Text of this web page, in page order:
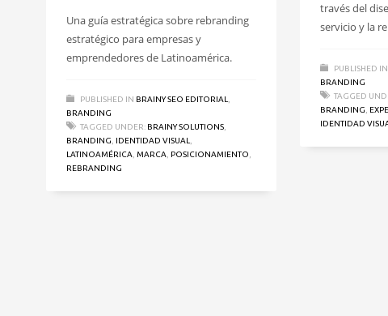
Una guía estratégica sobre rebranding
estratégico para empresas y
emprendedores de Latinoamérica.
PUBLISHED IN BRAINY SEO EDITORIAL,
BRANDING
TAGGED UNDER: BRAINY SOLUTIONS,
BRANDING, IDENTIDAD VISUAL,
LATINOAMÉRICA, MARCA, POSICIONAMIENTO,
REBRANDING
través del
servicio y la
PUBLISHED IN
BRANDING
TAGGED
BRANDING,
IDENTIDAD